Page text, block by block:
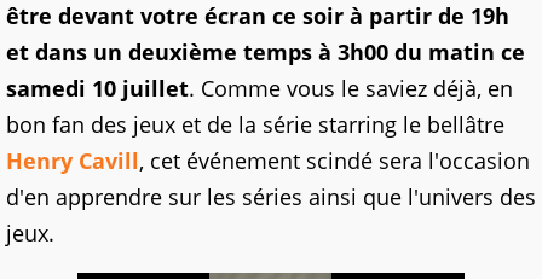
être devant votre écran ce soir à partir de 19h
et dans un deuxième temps à 3h00 du matin ce
samedi 10 juillet. Comme vous le saviez déjà, en
bon fan des jeux et de la série starring le bellâtre
Henry Cavill, cet événement scindé sera l'occasion
d'en apprendre sur les séries ainsi que l'univers des
jeux.